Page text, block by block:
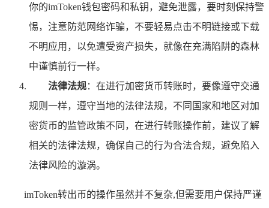
你的imToken钱包密码和私钥，避免泄露，要时刻保持警
惕，注意防范网络诈骗，不要轻易点击不明链接或下载
不明应用，以免遭受资产损失，就像在充满陷阱的森林
中谨慎前行一样。
法律法规：在进行加密货币转账时，要像遵守交通
规则一样，遵守当地的法律法规，不同国家和地区对加
密货币的监管政策不同，在进行转账操作前，建议了解
相关的法律法规，确保自己的行为合法合规，避免陷入
法律风险的漩涡。
imToken转出币的操作虽然并不复杂,但需要用户保持严谨